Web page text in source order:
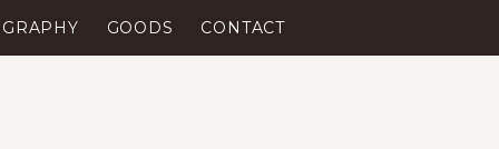
GOODS CONTACT